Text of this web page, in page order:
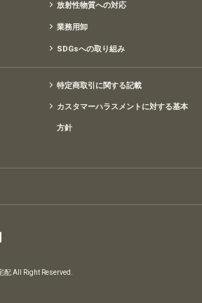
放射性物質への対応
業務用卸
SDGsへの取り組み
特定商取引に関する記載
カスタマーハラスメントに対する基本
方針
All Right Reserved.